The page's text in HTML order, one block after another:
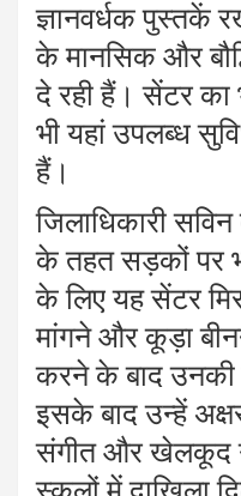
ज्ञानवर्धक पुस्तकें
के मानसिक और
दे रही हैं। सेंटर
भी यहां उपलब्ध
हैं।
जिलाधिकारी
के तहत सड़कों पर
के लिए यह सेंटर
मांगने और कूड़ा
करने के बाद उनकी
इसके बाद उन्हें
संगीत और खेलकूद